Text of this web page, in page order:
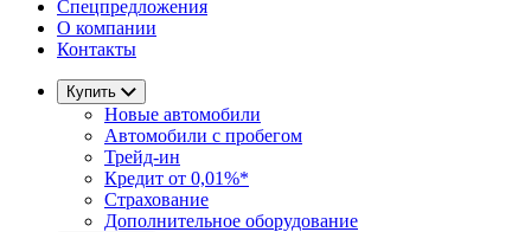
Спецпредложения
О компании
Контакты
Купить
Новые автомобили
Автомобили с пробегом
Трейд-ин
Кредит от 0,01%*
Страхование
Дополнительное оборудование